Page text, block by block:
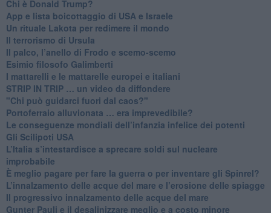
​Chi è Donald Trump?
App e lista boicottaggio di USA e Israele
​Un rituale Lakota per redimere il mondo
Il terrorismo di Ursula
​Il palco, l’anello di Frodo e scemo-scemo
Esimio filosofo Galimberti
​I mattarelli e le mattarelle europei e italiani
​STRIP IN TRIP … un video da diffondere
"Chi può guidarci fuori dal caos?"
​Portoferraio alluvionata … era imprevedibile?
Le conseguenze mondiali dell’infanzia infelice dei potenti
​Gli Scilipoti USA
L’Italia s’intestardisce a sprecare soldi sul nucleare
improbabile
È meglio pagare per fare la guerra o per inventare gli Spinrel?
​L’innalzamento delle acque del mare e l’erosione delle spiagge
​Il progressivo innalzamento delle acque del mare
​Gunter Pauli e il desalinizzare meglio e a costo minore